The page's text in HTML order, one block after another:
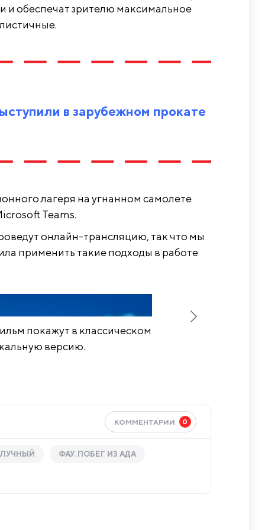
и обеспечат зрителю максимальное
в зарубежном прокате
лагеря на угнанном самолете
Teams.
онлайн-трансляцию, так что мы
применить такие подходы в работе
покажут в классическом
версию.
КОММЕНТАРИИ 0
ФАУ. ПОБЕГ ИЗ АДА